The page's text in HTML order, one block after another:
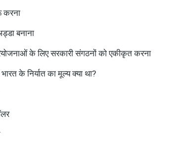
करना
बनाना
के लिए सरकारी संगठनों को एकीकृत करना
के निर्यात का मूल्य क्या था?